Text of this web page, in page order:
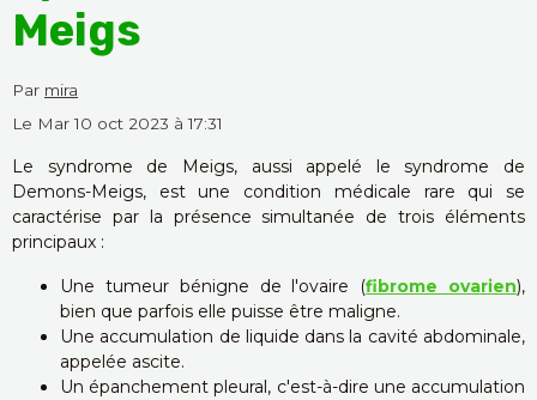
Meigs
Par mira
Le Mar 10 oct 2023 à 17:31
Le syndrome de Meigs, aussi appelé le syndrome de
Demons-Meigs, est une condition médicale rare qui se
caractérise par la présence simultanée de trois éléments
principaux :
Une tumeur bénigne de l'ovaire (fibrome ovarien),
bien que parfois elle puisse être maligne.
Une accumulation de liquide dans la cavité abdominale,
appelée ascite.
Un épanchement pleural, c'est-à-dire une accumulation